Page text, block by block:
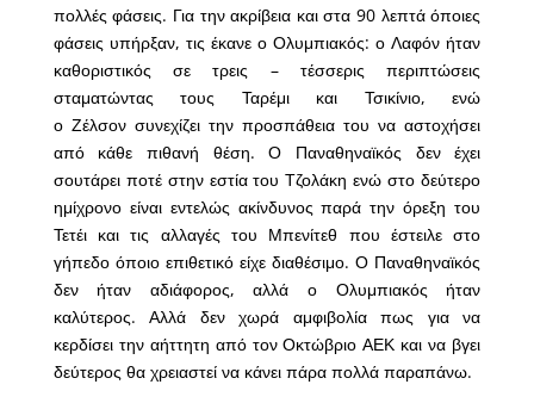
πολλές φάσεις. Για την ακρίβεια και στα 90 λεπτά όποιες
φάσεις υπήρξαν, τις έκανε ο Ολυμπιακός: ο Λαφόν ήταν
καθοριστικός σε τρεις – τέσσερις περιπτώσεις
σταματώντας τους Ταρέμι και Τσικίνιο, ενώ
ο Ζέλσον συνεχίζει την προσπάθεια του να αστοχήσει
από κάθε πιθανή θέση. Ο Παναθηναϊκός δεν έχει
σουτάρει ποτέ στην εστία του Τζολάκη ενώ στο δεύτερο
ημίχρονο είναι εντελώς ακίνδυνος παρά την όρεξη του
Τετέι και τις αλλαγές του Μπενίτεθ που έστειλε στο
γήπεδο όποιο επιθετικό είχε διαθέσιμο. Ο Παναθηναϊκός
δεν ήταν αδιάφορος, αλλά ο Ολυμπιακός ήταν
καλύτερος. Αλλά δεν χωρά αμφιβολία πως για να
κερδίσει την αήττητη από τον Οκτώβριο ΑΕΚ και να βγει
δεύτερος θα χρειαστεί να κάνει πάρα πολλά παραπάνω.